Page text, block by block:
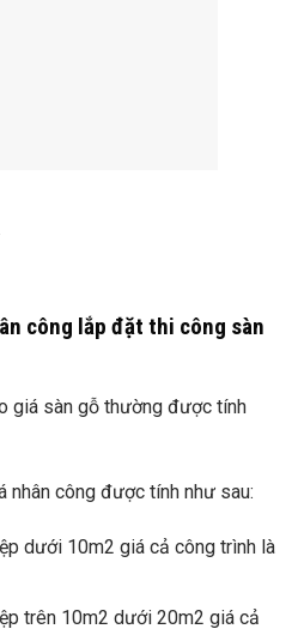
công lắp đặt thi công sàn
giá sàn gỗ thường được tính
nhân công được tính như sau:
dưới 10m2 giá cả công trình là
trên 10m2 dưới 20m2 giá cả